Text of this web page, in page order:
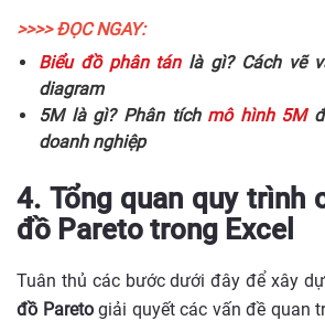
>>>> ĐỌC NGAY:
Biểu đồ phân tánlà gì? Cách vẽ
diagram
5M là gì? Phân tích mô hình 5M
doanh nghiệp
4. Tổng quan quy trình
đồ Pareto trong Excel
Tuân thủ các bước dưới đây để xây
đồ Paretogiải quyết các vấn đề quan